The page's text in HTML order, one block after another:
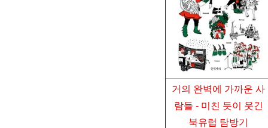
거의 완벽에 가까운 사
람들 - 미친 듯이 웃긴
북유럽 탐방기